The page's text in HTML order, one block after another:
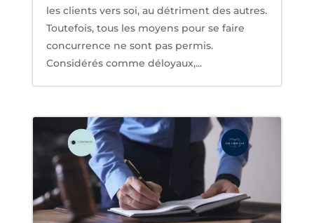
les clients vers soi, au détriment des autres.
Toutefois, tous les moyens pour se faire
concurrence ne sont pas permis.
Considérés comme déloyaux,...